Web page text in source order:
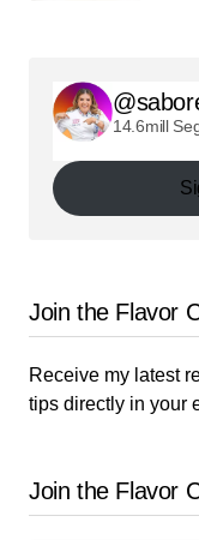
14.6mill
Join the Flavor
Receive my latest
tips directly in your
Join the Flavor